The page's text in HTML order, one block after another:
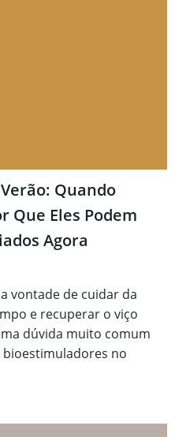
Quando
Que Eles Podem
Agora
vontade de cuidar da
e recuperar o viço
dúvida muito comum
bioestimuladores no